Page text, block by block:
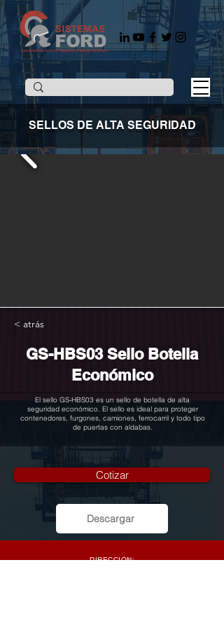
SELLOS DE ALTA SEGURIDAD
< atrás
GS-HBS03 Sello Botella
Económico
El sello GS-HBS03 es un sello de botella de alta
seguridad económico. El sello es ideal para proteger
contenedores, furgones, camiones, ferrocarril y todo tipo
de puertas con aldabas.
Cotizar
Descargar
DIRECCIÓN: